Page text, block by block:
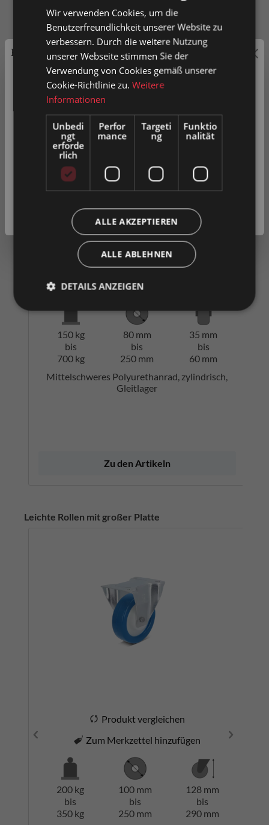
Zu den Artikeln
Einzelrad
Produkt vergleichen
Zum Merkzettel hinzufügen
150 kg
bis
700 kg
80 mm
bis
250 mm
35 mm
bis
60 mm
Mittelschweres Polyurethanrad, zylindrisch,
Gleitlager
Zu den Artikeln
Leichte Rollen mit großer Platte
Produkt vergleichen
Zum Merkzettel hinzufügen
200 kg
bis
350 kg
100 mm
bis
250 mm
128 mm
bis
290 mm
Preisauszeichnung
Privatkunden können Preise mit MwSt. (brutto) und
Geschäftskunden Preise ohne MwSt. (netto) angezeigt
werden.
Bitte wählen Sie Ihre bevorzugte Einstellung:
Privatkunde
Geschäftskunde( exkl. MwSt. )
Wir verwenden Cookies, um die
Benutzerfreundlichkeit unserer Website zu
verbessern. Durch die weitere Nutzung
unserer Webseite stimmen Sie der
Verwendung von Cookies gemäß unserer
Cookie-Richtlinie zu.Weitere
Informationen
Unbedi
ngt
erforde
rlich
Perfor
mance
Targeti
ng
Funktio
nalität
ALLE AKZEPTIEREN
ALLE ABLEHNEN
DETAILS ANZEIGEN